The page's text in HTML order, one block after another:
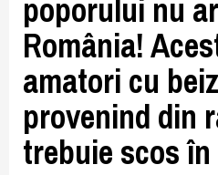
poporului nu
România!
amatori cu
provenind din
trebuie scos